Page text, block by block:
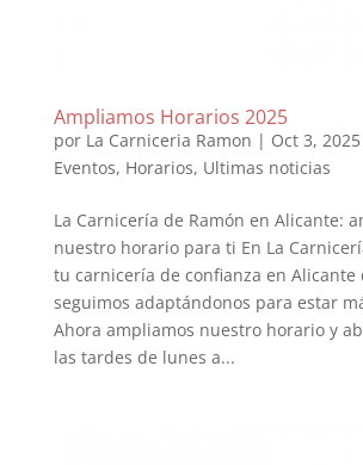
Ampliamos Horarios 2025
por La Carniceria Ramon | Oct 3, 2025
Eventos, Horarios, Ultimas noticias
La Carnicería de Ramón en Alicante:
nuestro horario para ti En La
tu carnicería de confianza en Alicante
seguimos adaptándonos para estar
Ahora ampliamos nuestro horario y
las tardes de lunes a...